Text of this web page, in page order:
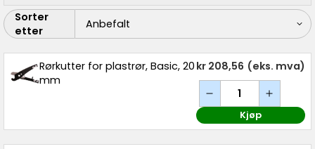
Sorter
etter
Rørkutter for plastrør, Basic, 20
mm
kr 208,56 (eks. mva)
Kjøp